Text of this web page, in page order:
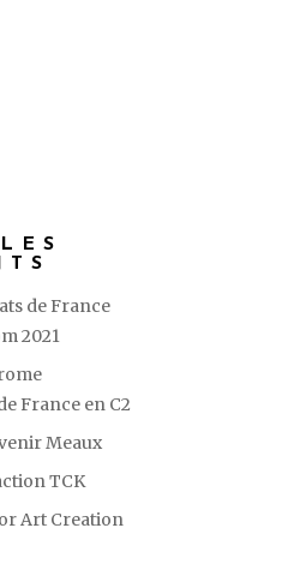
de France
2021
France en C2
Meaux
TCK
Art Creation